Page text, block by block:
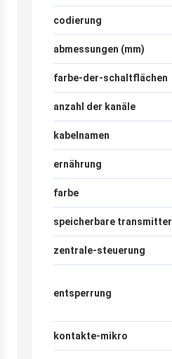
codierung
abmessungen (mm)
farbe-der-schaltflächen
anzahl der kanäle
kabelnamen
ernährung
farbe
speicherbare transmitter
zentrale-steuerung
entsperrung
kontakte-mikro